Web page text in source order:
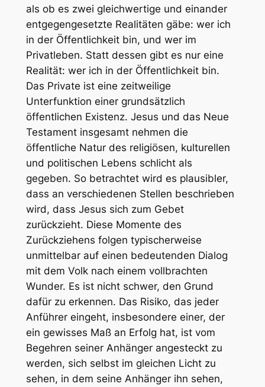
als ob es zwei gleichwertige und einander
entgegengesetzte Realitäten gäbe: wer ich
in der Öffentlichkeit bin, und wer im
Privatleben. Statt dessen gibt es nur eine
Realität: wer ich in der Öffentlichkeit bin.
Das Private ist eine zeitweilige
Unterfunktion einer grundsätzlich
öffentlichen Existenz. Jesus und das Neue
Testament insgesamt nehmen die
öffentliche Natur des religiösen, kulturellen
und politischen Lebens schlicht als
gegeben. So betrachtet wird es plausibler,
dass an verschiedenen Stellen beschrieben
wird, dass Jesus sich zum Gebet
zurückzieht. Diese Momente des
Zurückziehens folgen typischerweise
unmittelbar auf einen bedeutenden Dialog
mit dem Volk nach einem vollbrachten
Wunder. Es ist nicht schwer, den Grund
dafür zu erkennen. Das Risiko, das jeder
Anführer eingeht, insbesondere einer, der
ein gewisses Maß an Erfolg hat, ist vom
Begehren seiner Anhänger angesteckt zu
werden, sich selbst im gleichen Licht zu
sehen, in dem seine Anhänger ihn sehen,